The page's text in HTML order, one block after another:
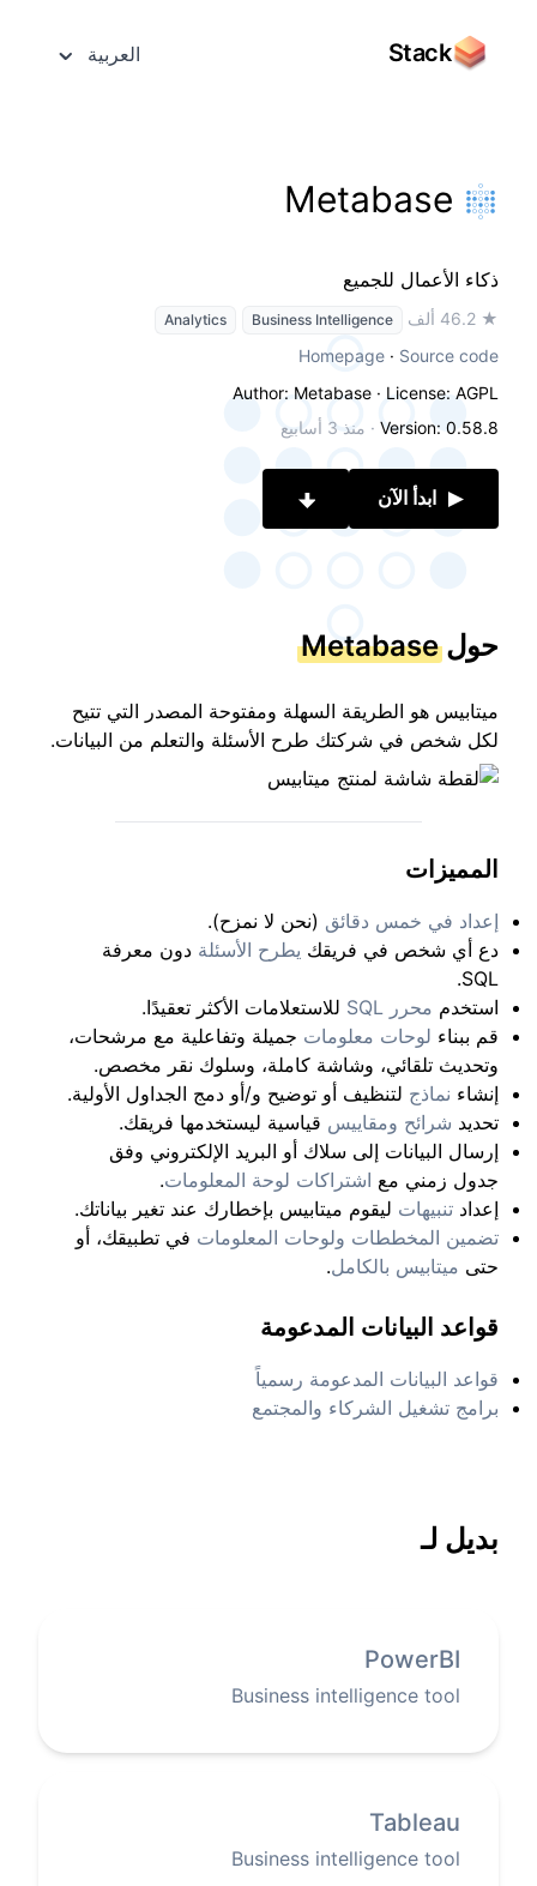
Stack العربية
ذكاء الأعمال للجميع
★ 46.2 ألف Business Intelligence
Analytics
Homepage · Source code
Author: Metabase · License: AGPL
Version: 0.58.8
· منذ 3 أسابيع
ابدأ الآن
حولMetabase
ميتابيس هو الطريقة السهلة ومفتوحة المصدر التي تتيح
لكل شخص في شركتك طرح الأسئلة والتعلم من البيانات.
المميزات
إعداد في خمس دقائق (نحن لا نمزح).
دع أي شخص في فريقك يطرح الأسئلة دون معرفة
SQL.
استخدم محرر SQL
للاستعلامات الأكثر تعقيدًا.
قم ببناء لوحات معلومات جميلة وتفاعلية مع مرشحات،
وتحديث تلقائي، وشاشة كاملة، وسلوك نقر مخصص.
إنشاء نماذج لتنظيف أو توضيح و/أو دمج الجداول الأولية.
تحديد شرائح ومقاييس قياسية ليستخدمها فريقك.
إرسال البيانات إلى سلاك أو البريد الإلكتروني وفق
جدول زمني مع اشتراكات لوحة المعلومات.
إعداد تنبيهات ليقوم ميتابيس بإخطارك عند تغير بياناتك.
تضمين المخططات ولوحات المعلومات في تطبيقك، أو
حتى ميتابيس بالكامل.
قواعد البيانات المدعومة
قواعد البيانات المدعومة رسمياً
برامج تشغيل الشركاء والمجتمع
بديل لـ
PowerBI
Business intelligence tool
Tableau
Business intelligence tool